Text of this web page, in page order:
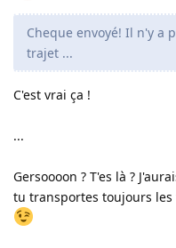
Cheque envoyé! Il n'y a
trajet ...
C'est vrai ça !
...
Gersoooon ? T'es là ?
tu transportes toujours